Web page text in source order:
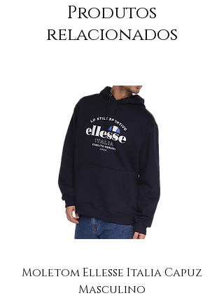
Produtos
relacionados
Moletom Ellesse Italia Capuz
Masculino